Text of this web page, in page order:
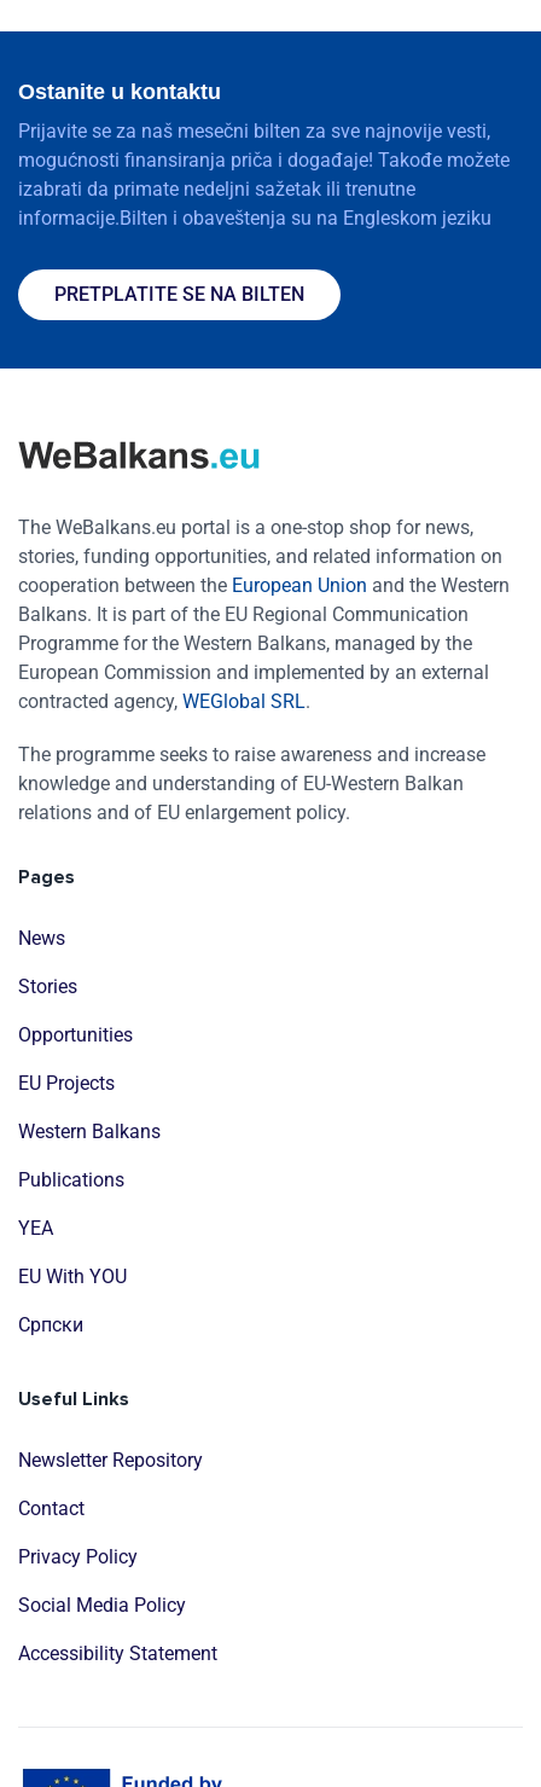
Ostanite u kontaktu
Prijavite se za naš mesečni bilten za sve najnovije vesti,
mogućnosti finansiranja priča i događaje! Takođe možete
izabrati da primate nedeljni sažetak ili trenutne
informacije.Bilten i obaveštenja su na Engleskom jeziku
PRETPLATITE SE NA BILTEN
The WeBalkans.eu portal is a one-stop shop for news,
stories, funding opportunities, and related information on
cooperation between the European Union and the Western
Balkans. It is part of the EU Regional Communication
Programme for the Western Balkans, managed by the
European Commission and implemented by an external
contracted agency, WEGlobal SRL.
The programme seeks to raise awareness and increase
knowledge and understanding of EU-Western Balkan
relations and of EU enlargement policy.
Pages
News
Stories
Opportunities
EU Projects
Western Balkans
Publications
YEA
EU With YOU
Cрпски
Useful Links
Newsletter Repository
Contact
Privacy Policy
Social Media Policy
Accessibility Statement